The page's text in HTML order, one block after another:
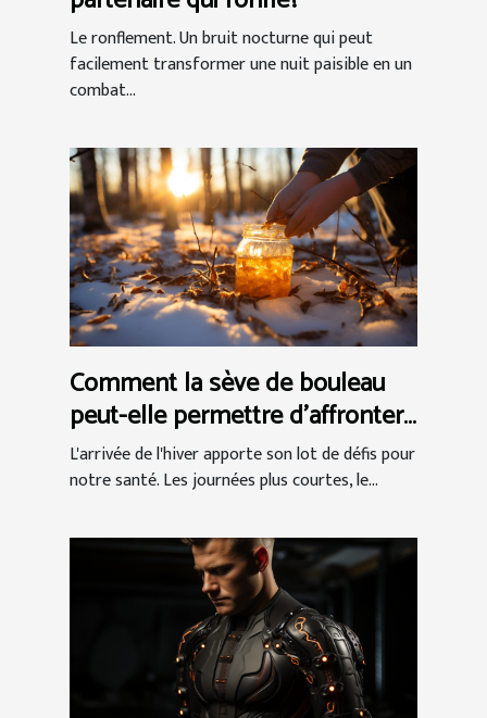
Le ronflement. Un bruit nocturne qui peut
facilement transformer une nuit paisible en un
combat...
Comment la sève de bouleau
peut-elle permettre d'affronter
efficacement l'hiver ?
L'arrivée de l'hiver apporte son lot de défis pour
notre santé. Les journées plus courtes, le...